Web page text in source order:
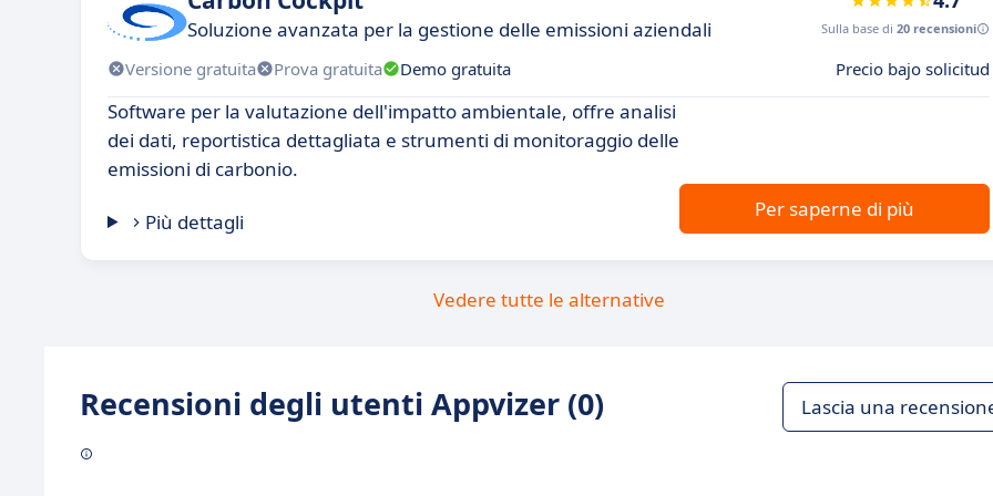
Soluzione avanzata per la gestione delle emissioni aziendali Sulla base di 20 recensioni
Versione gratuita Prova gratuita Demo gratuita Precio bajo solicitud
Software per la valutazione dell'impatto ambientale, offre analisi
dei dati, reportistica dettagliata e strumenti di monitoraggio delle
emissioni di carbonio.
Più dettagli
Per saperne di più
Vedere tutte le alternative
Recensioni degli utenti Appvizer (0) Lascia una